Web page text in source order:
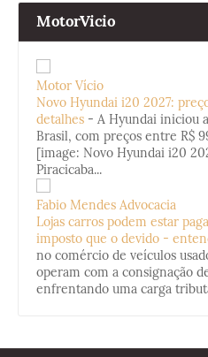
MotorVicio
Motor Vício
Novo Hyundai i20 2027:
detalhes - A Hyundai iniciou
Brasil, com preços entre R$
[image: Novo Hyundai i20
Piracicaba...
Fabio Mendes Advocacia
Lojas carros podem estar
imposto que o devido -
no comércio de veículos
operam com a consignação
enfrentando uma carga